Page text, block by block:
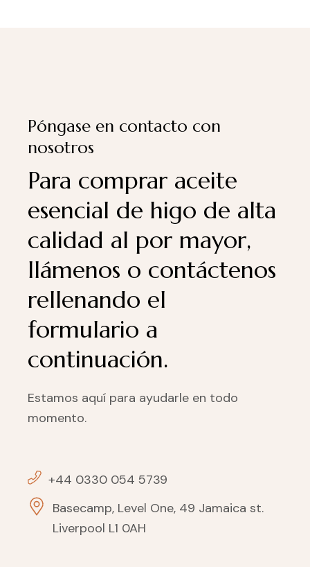
Póngase en contacto con
nosotros
Para comprar aceite
esencial de higo de alta
calidad al por mayor,
llámenos o contáctenos
rellenando el
formulario a
continuación.
Estamos aquí para ayudarle en todo
momento.
+44 0330 054 5739
Basecamp, Level One, 49 Jamaica st.
Liverpool L1 0AH